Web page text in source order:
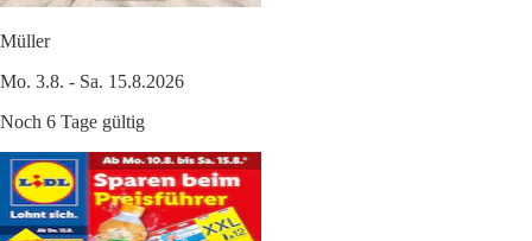
Müller
Mo. 3.8. - Sa. 15.8.2026
Noch 6 Tage gültig